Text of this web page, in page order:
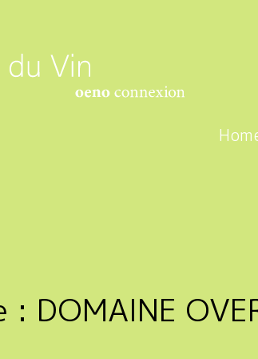
: DOMAINE